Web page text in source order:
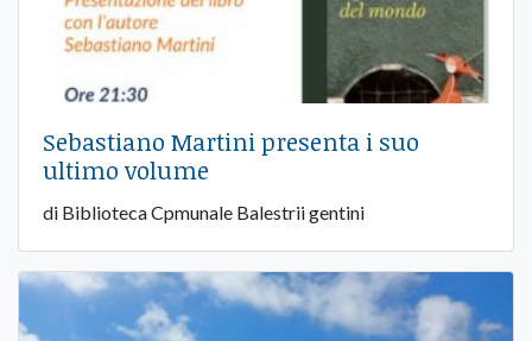
Sebastiano Martini presenta i suo
ultimo volume
di Biblioteca Cpmunale Balestrii gentini